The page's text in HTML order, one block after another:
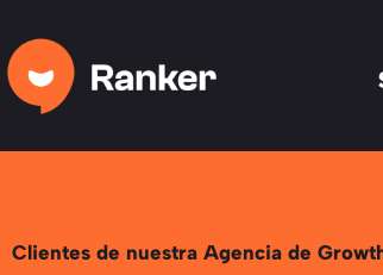
Clientes de nuestra Agencia de